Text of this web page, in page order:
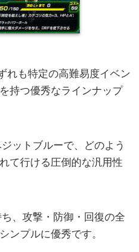
れも特定の高難易度イベン
持つ優秀なラインナップ
ットブルーで、どのよう
て行ける圧倒的な汎用性
、攻撃・防御・回復の全
ンプルに優秀です。